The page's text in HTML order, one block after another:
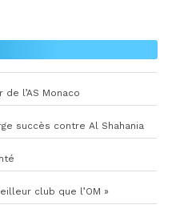
l’AS Monaco
succès contre Al Shahania
club que l’OM »